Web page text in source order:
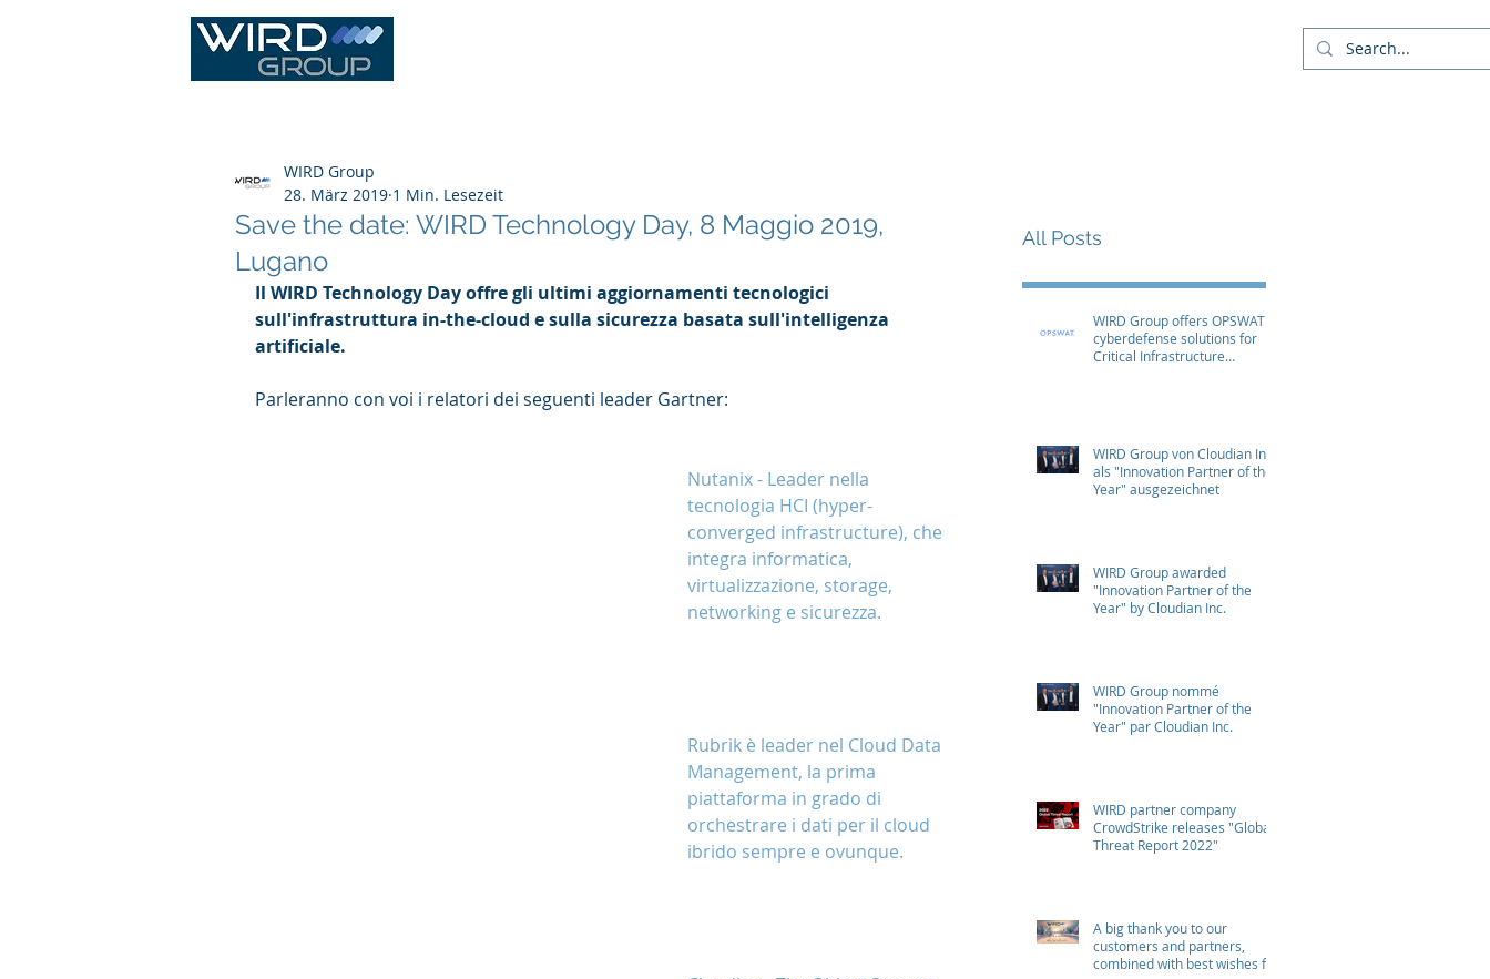
Save the date: WIRD Technology Day, 8 Maggio 2019,
Lugano
WIRD Group
28. März 2019 1 Min. Lesezeit
Il WIRD Technology Day offre gli ultimi aggiornamenti tecnologici
sull'infrastruttura in-the-cloud e sulla sicurezza basata sull'intelligenza
artificiale.
Parleranno con voi i relatori dei seguenti leader Gartner:
Nutanix - Leader nella
tecnologia HCI (hyper-
converged infrastructure), che
integra informatica,
virtualizzazione, storage,
networking e sicurezza.
Rubrik è leader nel Cloud Data
Management, la prima
piattaforma in grado di
orchestrare i dati per il cloud
ibrido sempre e ovunque.
All Posts
WIRD Group offers OPSWAT
cyberdefense solutions for
Critical Infrastructure
WIRD Group von Cloudian Inc.
als "Innovation Partner of the
Year" ausgezeichnet
WIRD Group awarded
"Innovation Partner of the
Year" by Cloudian Inc.
WIRD Group nommé
"Innovation Partner of the
Year" par Cloudian Inc.
WIRD partner company
CrowdStrike releases "Global
Threat Report 2022"
A big thank you to our
customers and partners,
combined with best wishes for